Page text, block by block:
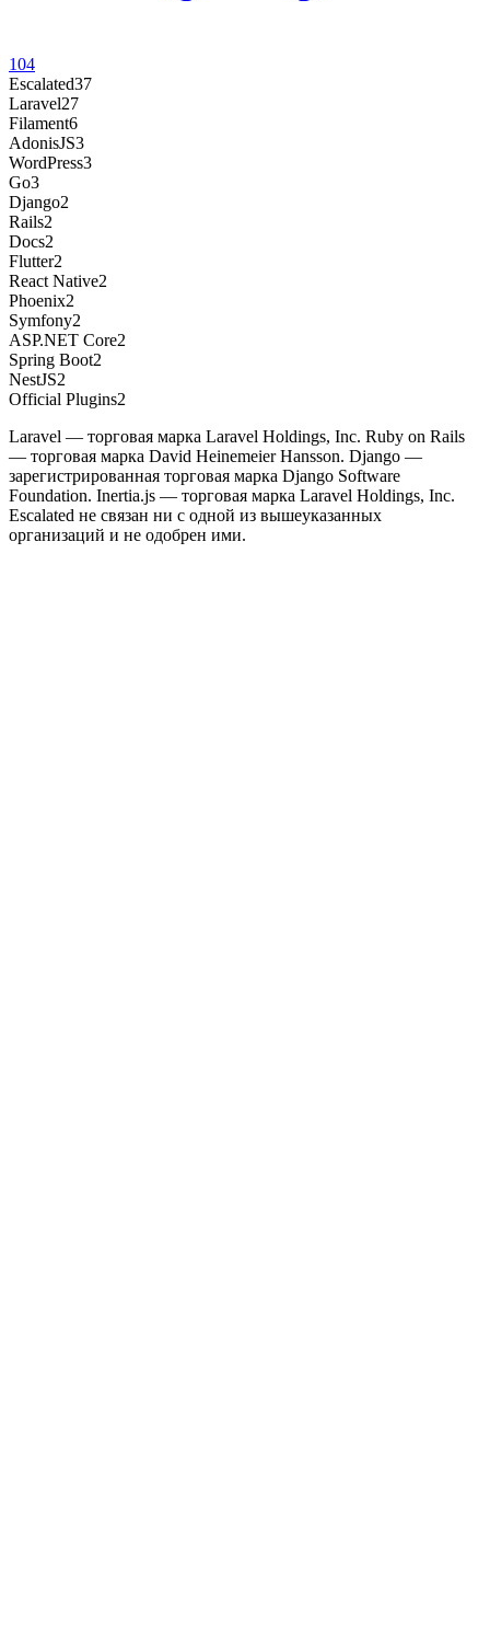
104
Escalated37
Laravel27
Filament6
AdonisJS3
WordPress3
Go3
Django2
Rails2
Docs2
Flutter2
React Native2
Phoenix2
Symfony2
ASP.NET Core2
Spring Boot2
NestJS2
Official Plugins2
Laravel — торговая марка Laravel Holdings, Inc. Ruby on Rails
— торговая марка David Heinemeier Hansson. Django —
зарегистрированная торговая марка Django Software
Foundation. Inertia.js — торговая марка Laravel Holdings, Inc.
Escalated не связан ни с одной из вышеуказанных
организаций и не одобрен ими.